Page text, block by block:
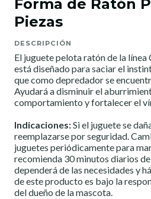
Forma de Ratón
Piezas
DESCRIPCIÓN
El juguete pelota ratón de la
está diseñado para saciar el
que como depredador se
Ayudará a disminuir el
comportamiento y fortalecer el
Indicaciones:Si el juguete se
reemplazarse por seguridad.
juguetes periódicamente para
recomienda 30 minutos diarios
dependerá de las necesidades y
de este producto es bajo la
del dueño de la mascota.